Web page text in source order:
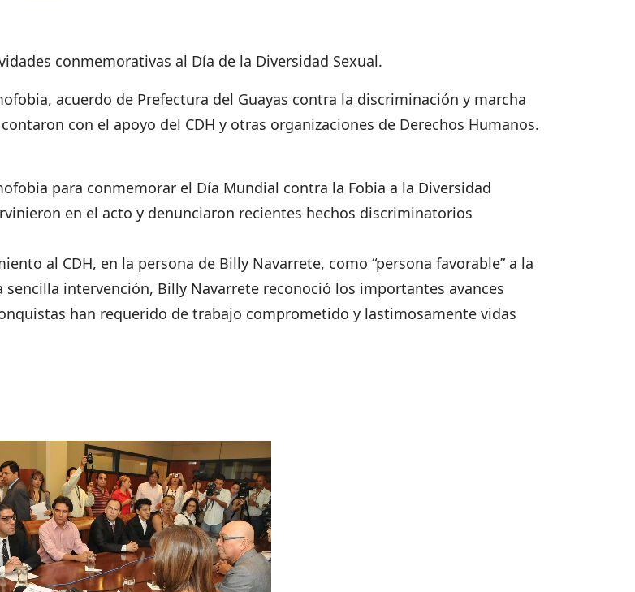
conmemorativas al Día de la Diversidad Sexual.
acuerdo de Prefectura del Guayas contra la discriminación y marcha
con el apoyo del CDH y otras organizaciones de Derechos Humanos.
para conmemorar el Día Mundial contra la Fobia a la Diversidad
en el acto y denunciaron recientes hechos discriminatorios
al CDH, en la persona de Billy Navarrete, como “persona favorable” a la
sencilla intervención, Billy Navarrete reconoció los importantes avances
han requerido de trabajo comprometido y lastimosamente vidas